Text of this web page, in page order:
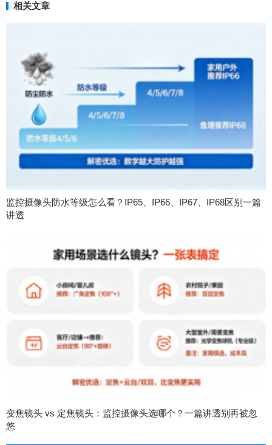
相关文章
监控摄像头防水等级怎么看？IP65、IP66、IP67、IP68区别一篇
讲透
变焦镜头 vs 定焦镜头：监控摄像头选哪个？一篇讲透别再被忽
悠